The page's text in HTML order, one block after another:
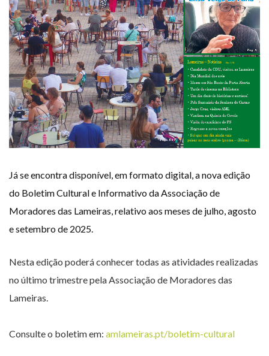
Já se encontra disponível, em formato digital, a nova edição
do Boletim Cultural e Informativo da Associação de
Moradores das Lameiras, relativo aos meses de julho, agosto
e setembro de 2025.
Nesta edição poderá conhecer todas as atividades realizadas
no último trimestre pela Associação de Moradores das
Lameiras.
Consulte o boletim em: amlameiras.pt/boletim-cultural